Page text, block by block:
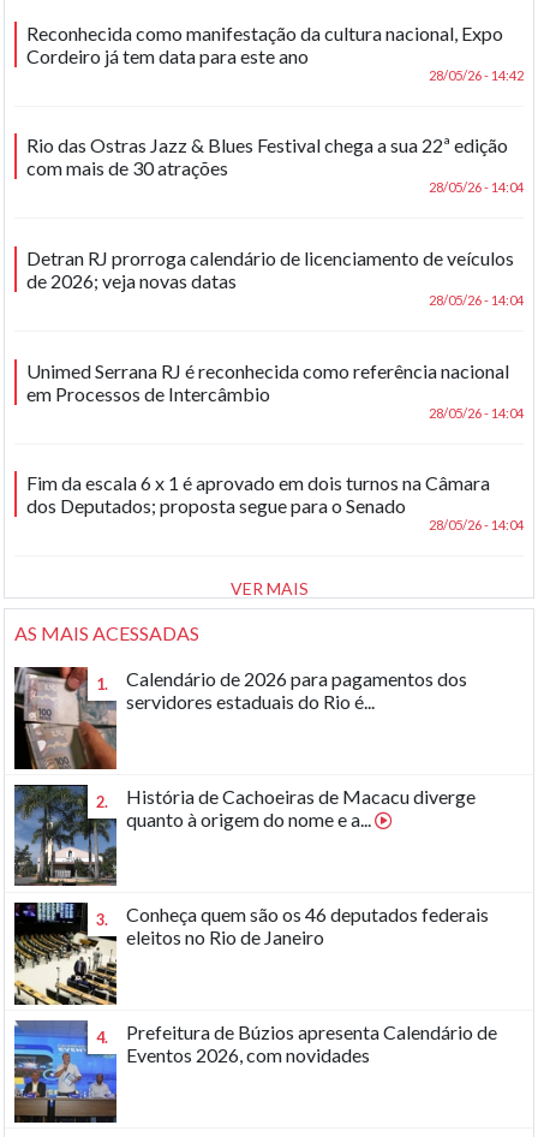
Reconhecida como manifestação da cultura nacional, Expo
Cordeiro já tem data para este ano
28/05/26 - 14:42
Rio das Ostras Jazz & Blues Festival chega a sua 22ª edição
com mais de 30 atrações
28/05/26 - 14:04
Detran RJ prorroga calendário de licenciamento de veículos
de 2026; veja novas datas
28/05/26 - 14:04
Unimed Serrana RJ é reconhecida como referência nacional
em Processos de Intercâmbio
28/05/26 - 14:04
Fim da escala 6 x 1 é aprovado em dois turnos na Câmara
dos Deputados; proposta segue para o Senado
28/05/26 - 14:04
VER MAIS
AS MAIS ACESSADAS
1.
Calendário de 2026 para pagamentos dos
servidores estaduais do Rio é...
2.
História de Cachoeiras de Macacu diverge
quanto à origem do nome e a...
3.
Conheça quem são os 46 deputados federais
eleitos no Rio de Janeiro
4.
Prefeitura de Búzios apresenta Calendário de
Eventos 2026, com novidades